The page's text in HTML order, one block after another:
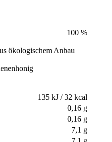
100 %
ökologischem Anbau
135 kJ / 32 kcal
0,16 g
0,16 g
7,1 g